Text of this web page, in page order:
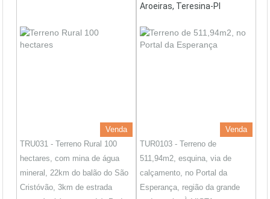
Venda
TRU031 - Terreno Rural 100
hectares, com mina de água
mineral, 22km do balão do São
Cristóvão, 3km de estrada
Aroeiras, Teresina-PI
Venda
TUR0103 - Terreno de
511,94m2, esquina, via de
calçamento, no Portal da
Esperança, região da grande